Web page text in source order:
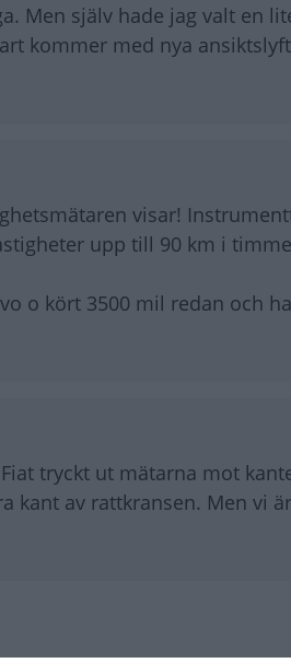
Men själv hade jag valt en
kommer med nya
visar!
upp till 90 km i
o kört 3500 mil redan och
tryckt ut mätarna mot
kant av rattkransen. Men vi